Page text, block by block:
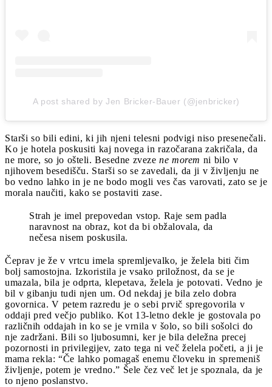
A post shared by Jen Bricker-Bauer (@jenbricker)
Starši so bili edini, ki jih njeni telesni podvigi niso presenečali.
Ko je hotela poskusiti kaj novega in razočarana zakričala, da
ne more, so jo ošteli. Besedne zveze ne morem ni bilo v
njihovem besedišču. Starši so se zavedali, da ji v življenju ne
bo vedno lahko in je ne bodo mogli ves čas varovati, zato se je
morala naučiti, kako se postaviti zase.
Strah je imel prepovedan vstop. Raje sem padla
naravnost na obraz, kot da bi obžalovala, da
nečesa nisem poskusila.
Čeprav je že v vrtcu imela spremljevalko, je želela biti čim
bolj samostojna. Izkoristila je vsako priložnost, da se je
umazala, bila je odprta, klepetava, želela je potovati. Vedno je
bil v gibanju tudi njen um. Od nekdaj je bila zelo dobra
govornica. V petem razredu je o sebi prvič spregovorila v
oddaji pred večjo publiko. Kot 13-letno dekle je gostovala po
različnih oddajah in ko se je vrnila v šolo, so bili sošolci do
nje zadržani. Bili so ljubosumni, ker je bila deležna precej
pozornosti in privilegijev, zato tega ni več želela početi, a ji je
mama rekla: “Če lahko pomagaš enemu človeku in spremeniš
življenje, potem je vredno.” Šele čez več let je spoznala, da je
to njeno poslanstvo.